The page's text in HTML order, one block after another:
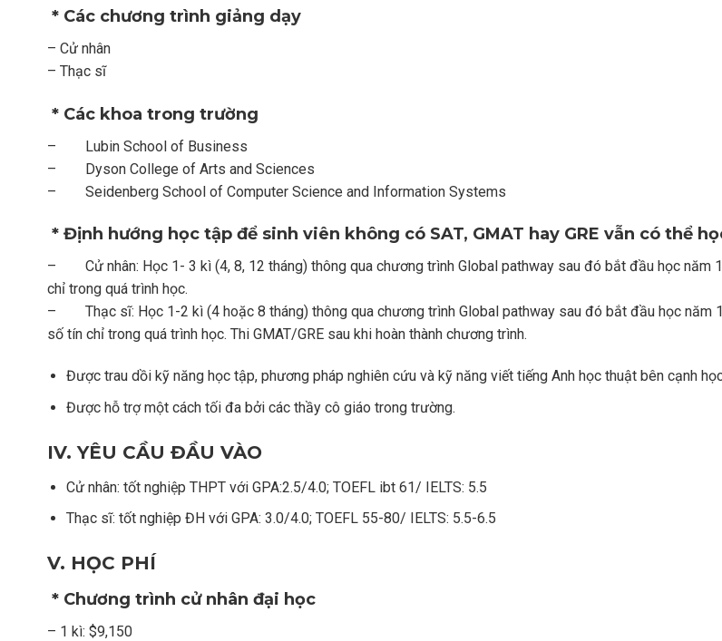
* Các chương trình giảng dạy
– Cử nhân
– Thạc sĩ
* Các khoa trong trường
– Lubin School of Business
– Dyson College of Arts and Sciences
– Seidenberg School of Computer Science and Information Systems
* Định hướng học tập để sinh viên không có SAT, GMAT hay GRE vẫn có thể
– Cử nhân: Học 1- 3 kì (4, 8, 12 tháng) thông qua chương trình Global pathway sau đó bắt đầu học năm
chỉ trong quá trình học.
– Thạc sĩ: Học 1-2 kì (4 hoặc 8 tháng) thông qua chương trình Global pathway sau đó bắt đầu học năm
số tín chỉ trong quá trình học. Thi GMAT/GRE sau khi hoàn thành chương trình.
Được trau dồi kỹ năng học tập, phương pháp nghiên cứu và kỹ năng viết tiếng Anh học thuật bên cạnh
Được hỗ trợ một cách tối đa bởi các thầy cô giáo trong trường.
IV.YÊU CẦU ĐẦU VÀO
Cử nhân: tốt nghiệp THPT với GPA:2.5/4.0; TOEFL ibt 61/ IELTS: 5.5
Thạc sĩ: tốt nghiệp ĐH với GPA: 3.0/4.0; TOEFL 55-80/ IELTS: 5.5-6.5
V. HỌC PHÍ
* Chương trình cử nhân đại học
– 1 kì: $9,150